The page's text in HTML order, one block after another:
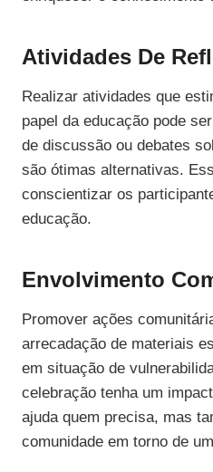
Atividades De
Realizar atividades que
papel da educação pode
de discussão ou debates
são ótimas alternativas.
conscientizar os
educação.
Envolvimento
Promover ações
arrecadação de materiais
em situação de
celebração tenha um
ajuda quem precisa, mas
comunidade em torno de